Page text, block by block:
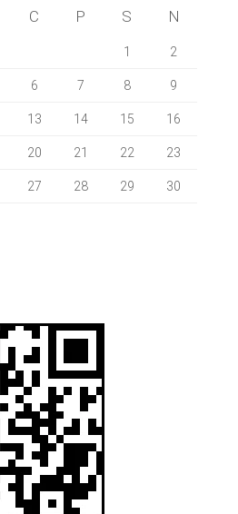
C P S N
1 2
6 7 8 9
13 14 15 16
20 21 22 23
27 28 29 30